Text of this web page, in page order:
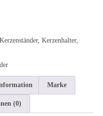
Kerzenständer, Kerzenhalter,
Marke
(0)